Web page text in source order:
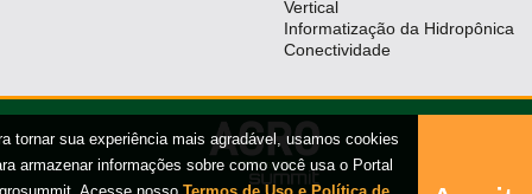
tornar sua experiência mais agradável, usamos cookies
armazenar informações sobre como você usa o Portal
Vertical
Informatização da Hidropônica
Conectividade